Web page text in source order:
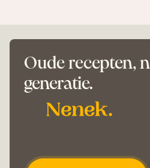
Oude recepten,
generatie.